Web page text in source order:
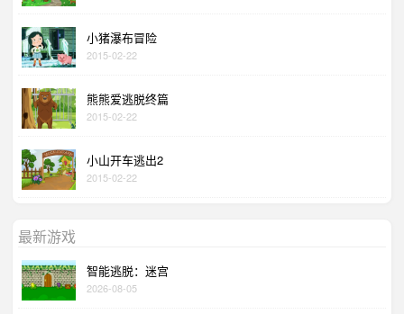
小猪瀑布冒险
2015-02-22
熊熊爱逃脱终篇
2015-02-22
小山开车逃出2
2015-02-22
最新游戏
智能逃脱：迷宫
2026-08-05